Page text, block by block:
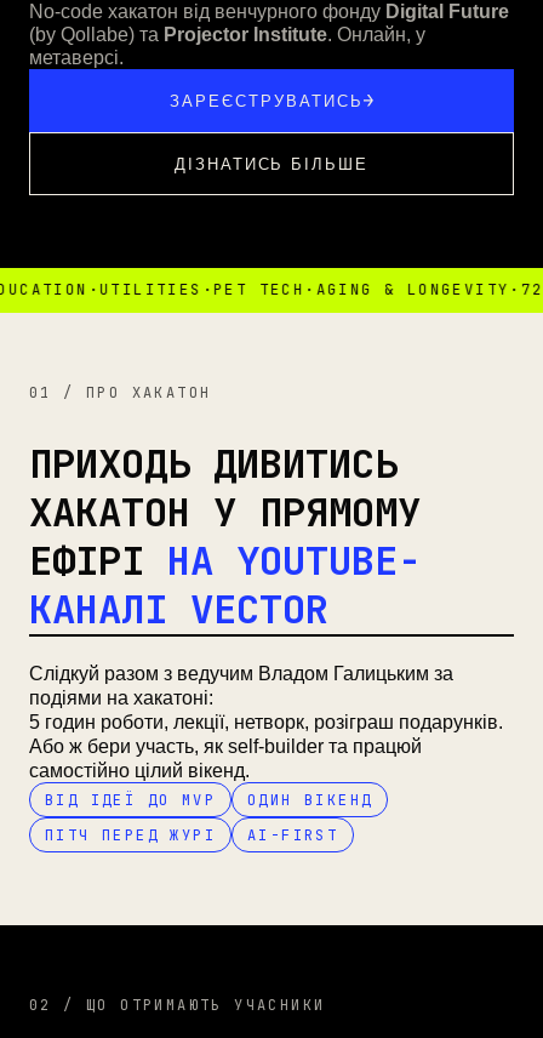
No-code хакатон від венчурного фонду Digital Future
(by Qollabe) та Projector Institute. Онлайн, у
метаверсі.
ЗАРЕЄСТРУВАТИСЬ
ДІЗНАТИСЬ БІЛЬШЕ
·UTILITIES·PET TECH ·AGING & LONGEVITY·72
01 / ПРО ХАКАТОН
ПРИХОДЬ ДИВИТИСЬ
ХАКАТОН У ПРЯМОМУ
ЕФІРІ НА YOUTUBE-
КАНАЛІ VECTOR
Слідкуй разом з ведучим Владом Галицьким за
подіями на хакатоні:
5 годин роботи, лекції, нетворк, розіграш подарунків.
Або ж бери участь, як self-builder та працюй
самостійно цілий вікенд.
ВІД ІДЕЇ ДО MVP
ОДИН ВІКЕНД
ПІТЧ ПЕРЕД ЖУРІ
AI-FIRST
02 / ЩО ОТРИМАЮТЬ УЧАСНИКИ